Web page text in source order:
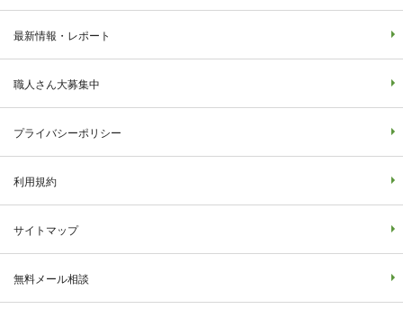
最新情報・レポート
職人さん大募集中
プライバシーポリシー
利用規約
サイトマップ
無料メール相談